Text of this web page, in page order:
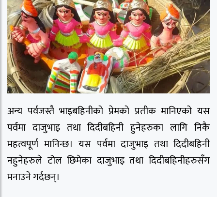
अन्य पर्वजस्तै भाइबहिनीको प्रेमको प्रतीक मानिएको यस
पर्वमा दाजुभाइ तथा दिदीबहिनी हुनेहरुका लागि निकै
महत्वपूर्ण मानिन्छ। यस पर्वमा दाजुभाइ तथा दिदीबहिनी
नहुनेहरुले टोल छिमेका दाजुभाइ तथा दिदीबहिनीहरुसँग
मनाउने गर्दछन्।